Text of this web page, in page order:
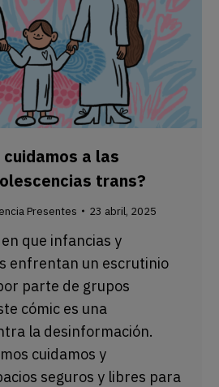
cuidamos a las
trans?
Presentes 23 abril, 2025
que infancias y
enfrentan un escrutinio
parte de grupos
cómic es una
la desinformación.
cuidamos y
seguros y libres para